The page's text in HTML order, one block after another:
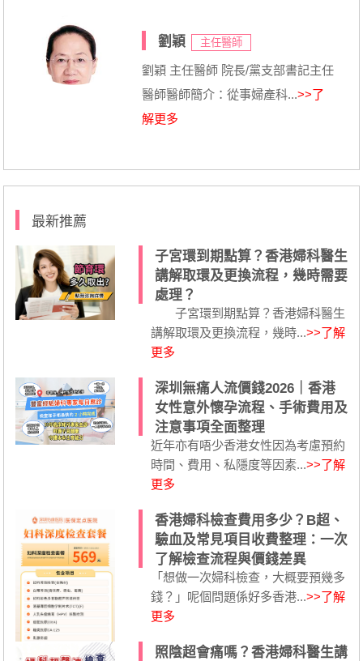
劉穎 主任醫師
劉穎 主任醫師 院長/黨支部書記主任
醫師醫師簡介：從事婦產科...>>了
解更多
最新推薦
子宮環到期點算？香港婦科醫生
講解取環及更換流程，幾時需要
處理？
子宮環到期點算？香港婦科醫生
講解取環及更換流程，幾時...>>了解
更多
深圳無痛人流價錢2026｜香港
女性意外懷孕流程、手術費用及
注意事項全面整理
近年亦有唔少香港女性因為考慮預約
時間、費用、私隱度等因素...>>了解
更多
香港婦科檢查費用多少？B超、
驗血及常見項目收費整理：一次
了解檢查流程與價錢差異
「想做一次婦科檢查，大概要預幾多
錢？」呢個問題係好多香港...>>了解
更多
照陰超會痛嗎？香港婦科醫生講